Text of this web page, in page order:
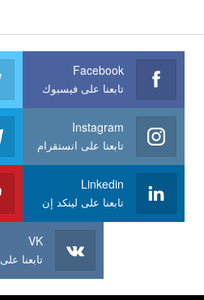
Facebook
تابعنا على فيسبوك
Instagram
تابعنا على انستقرام
Linkedin
تابعنا على لينكد إن
VK
تابعنا على VK